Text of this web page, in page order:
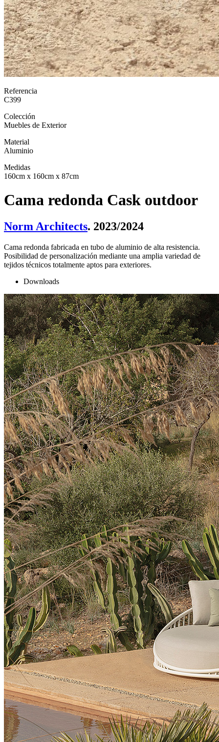
Referencia
C399
Colección
Muebles de Exterior
Material
Aluminio
Medidas
160cm x 160cm x 87cm
Cama redonda Cask outdoor
Norm Architects. 2023/2024
Cama redonda fabricada en tubo de aluminio de alta resistencia.
Posibilidad de personalización mediante una amplia variedad de
tejidos técnicos totalmente aptos para exteriores.
Downloads